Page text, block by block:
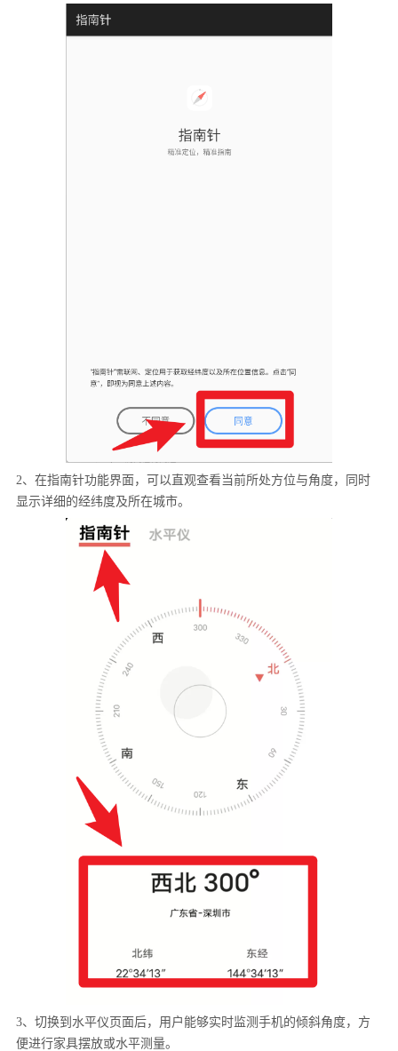
2、在指南针功能界面，可以直观查看当前所处方位与角度，同时
显示详细的经纬度及所在城市。
3、切换到水平仪页面后，用户能够实时监测手机的倾斜角度，方
便进行家具摆放或水平测量。